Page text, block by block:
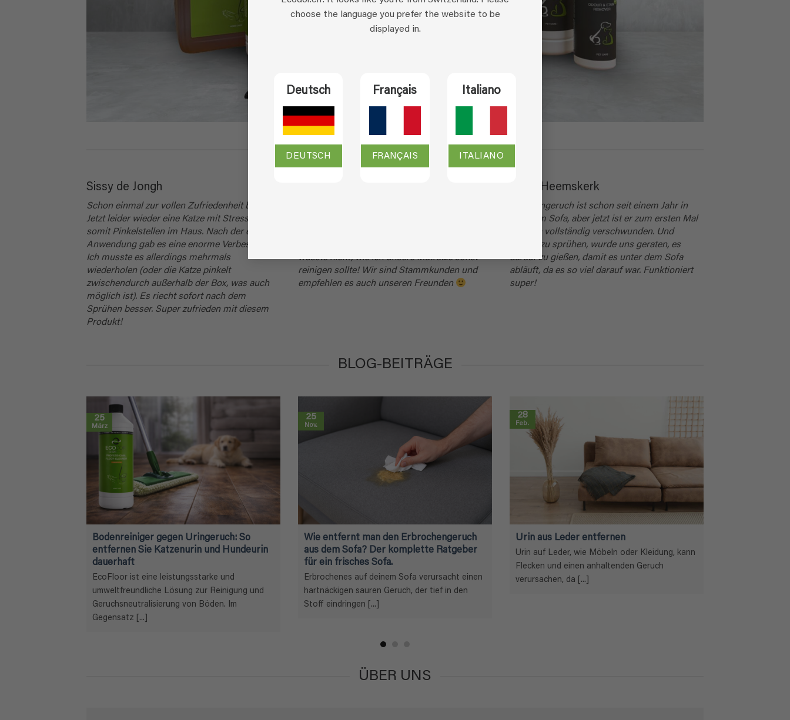
choose the language you prefer the website to be
displayed in.
Deutsch
DEUTSCH
Français
FRANÇAIS
Italiano
ITALIANO
BEWERTUNGEN
Sissy de Jongh
Schon einmal zur vollen Zufriedenheit benutzt.
Jetzt leider wieder eine Katze mit Stress und
somit Pinkelstellen im Haus. Nach der ersten
Anwendung gab es eine enorme Verbesserung.
Ich musste es allerdings mehrmals
wiederholen (oder die Katze pinkelt
zwischendurch außerhalb der Box, was auch
möglich ist). Es riecht sofort nach dem
Sprühen besser. Super zufrieden mit diesem
Produkt!
wüsste nicht, wie ich unsere Matratze sonst
reinigen sollte! Wir sind Stammkunden und
empfehlen es auch unseren Freunden
Dave Heemskerk
Der Uringeruch ist schon seit einem Jahr in
unserem Sofa, aber jetzt ist er zum ersten Mal
wirklich vollständig verschwunden. Und
anstatt zu sprühen, wurde uns geraten, es
darauf zu gießen, damit es unter dem Sofa
abläuft, da es so viel darauf war. Funktioniert
super!
BLOG-BEITRÄGE
Bodenreiniger gegen Uringeruch: So
entfernen Sie Katzenurin und Hundeurin
dauerhaft
EcoFloor ist eine leistungsstarke und
umweltfreundliche Lösung zur Reinigung und
Geruchsneutralisierung von Böden. Im
Gegensatz [...]
25
März
Wie entfernt man den Erbrochengeruch
aus dem Sofa? Der komplette Ratgeber
für ein frisches Sofa.
Erbrochenes auf deinem Sofa verursacht einen
hartnäckigen sauren Geruch, der tief in den
Stoff eindringen [...]
25
Nov.
Urin aus Leder entfernen
Urin auf Leder, wie Möbeln oder Kleidung, kann
Flecken und einen anhaltenden Geruch
verursachen, da [...]
28
Feb.
ÜBER UNS